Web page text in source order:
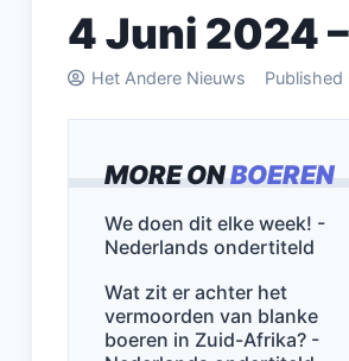
4 Juni 2024
Het Andere Nieuws Published
MORE ONBOEREN
We doen dit elke week! -
Nederlands ondertiteld
Wat zit er achter het
vermoorden van blanke
boeren in Zuid-Afrika? -